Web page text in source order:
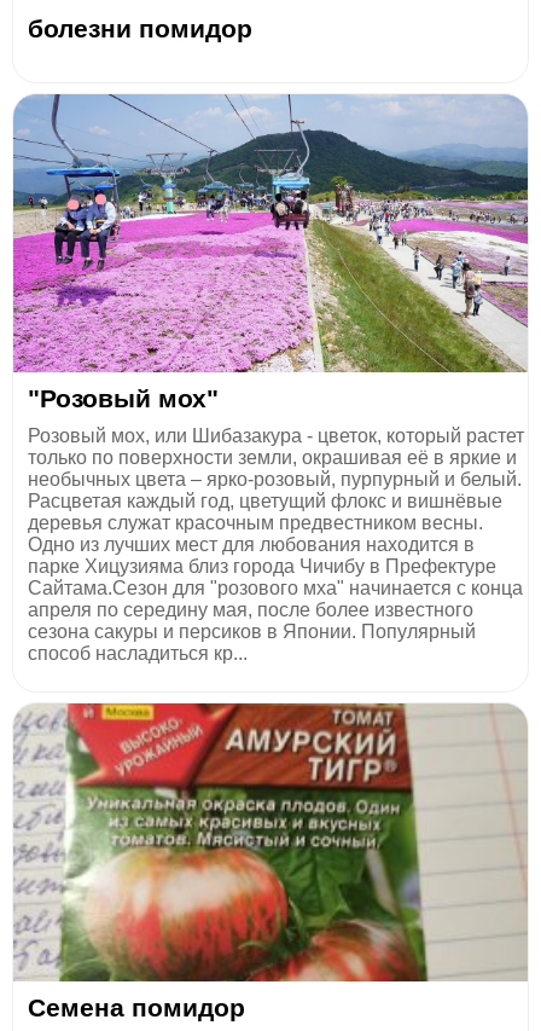
болезни помидор
"Розовый мох"
Розовый мох, или Шибазакура - цветок, который растет
только по поверхности земли, окрашивая её в яркие и
необычных цвета – ярко-розовый, пурпурный и белый.
Расцветая каждый год, цветущий флокс и вишнёвые
деревья служат красочным предвестником весны.
Одно из лучших мест для любования находится в
парке Хицузияма близ города Чичибу в Префектуре
Сайтама.Сезон для "розового мха" начинается с конца
апреля по середину мая, после более известного
сезона сакуры и персиков в Японии. Популярный
способ насладиться кр...
Семена помидор